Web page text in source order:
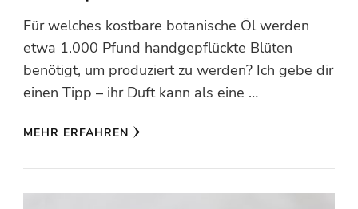
Für welches kostbare botanische Öl werden
etwa 1.000 Pfund handgepflückte Blüten
benötigt, um produziert zu werden? Ich gebe dir
einen Tipp – ihr Duft kann als eine …
MEHR ERFAHREN